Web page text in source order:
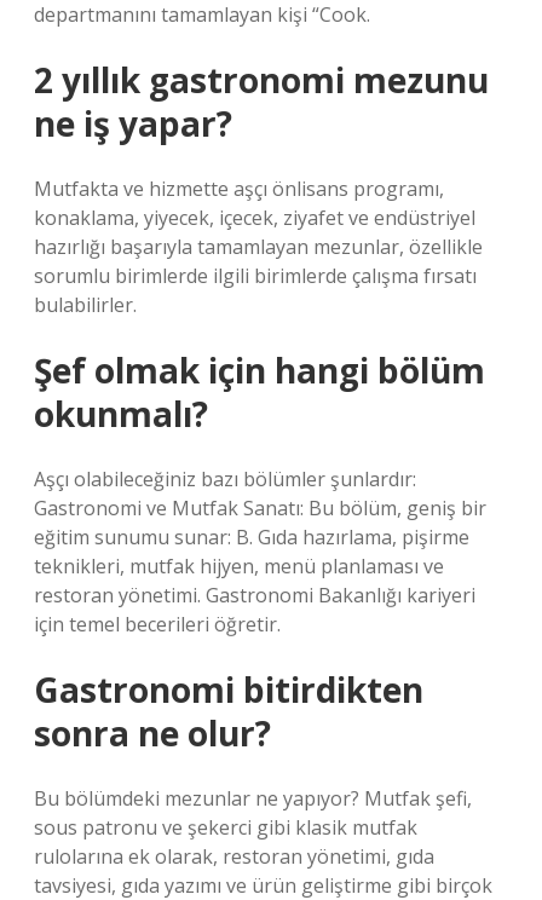
departmanını tamamlayan kişi “Cook.
2 yıllık gastronomi mezunu
ne iş yapar?
Mutfakta ve hizmette aşçı önlisans programı,
konaklama, yiyecek, içecek, ziyafet ve endüstriyel
hazırlığı başarıyla tamamlayan mezunlar, özellikle
sorumlu birimlerde ilgili birimlerde çalışma fırsatı
bulabilirler.
Şef olmak için hangi bölüm
okunmalı?
Aşçı olabileceğiniz bazı bölümler şunlardır:
Gastronomi ve Mutfak Sanatı: Bu bölüm, geniş bir
eğitim sunumu sunar: B. Gıda hazırlama, pişirme
teknikleri, mutfak hijyen, menü planlaması ve
restoran yönetimi. Gastronomi Bakanlığı kariyeri
için temel becerileri öğretir.
Gastronomi bitirdikten
sonra ne olur?
Bu bölümdeki mezunlar ne yapıyor? Mutfak şefi,
sous patronu ve şekerci gibi klasik mutfak
rulolarına ek olarak, restoran yönetimi, gıda
tavsiyesi, gıda yazımı ve ürün geliştirme gibi birçok